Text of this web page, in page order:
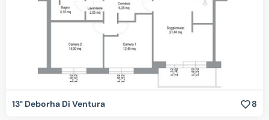
13° Deborha Di Ventura 8